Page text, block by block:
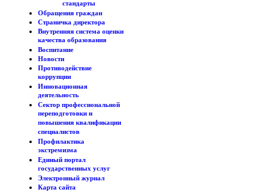
стандарты
Обращения граждан
Страничка директора
Внутренняя система оценки
качества образования
Воспитание
Новости
Противодействие
коррупции
Инновационная
деятельность
Сектор профессиональной
переподготовки и
повышения квалификации
специалистов
Профилактика
экстремизма
Единый портал
государственных услуг
Электронный журнал
Карта сайта